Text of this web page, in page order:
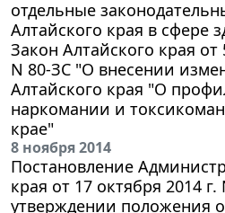
отдельные
Алтайского края в сфере
Закон Алтайского края от
N 80-ЗС "О внесении
Алтайского края "О
наркомании и
крае"
8 ноября 2014
Постановление
края от 17 октября 2014
утверждении положения